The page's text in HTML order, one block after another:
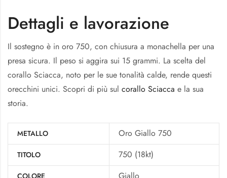
Dettagli e lavorazione
Il sostegno è in oro 750, con chiusura a monachella per una
presa sicura. Il peso si aggira sui 15 grammi. La scelta del
corallo Sciacca, noto per le sue tonalità calde, rende questi
orecchini unici. Scopri di più sul corallo Sciacca e la sua
storia.
METALLO Oro Giallo 750
TITOLO 750 (18kt)